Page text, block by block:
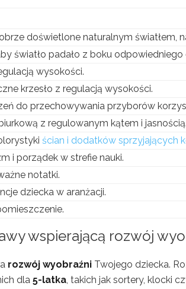
doświetlone naturalnym światłem,
światło padało z boku
wysokości.
krzesło z regulacją wysokości.
do przechowywania przyborów
z regulowanym kątem i
ścian i dodatków sprzyjających
i porządek w strefie nauki.
notatki.
dziecka w aranżacji.
wspierającą rozwój
rozwój wyobraźni Twojego dziecka.
dla 5-latka , takich jak sortery, klocki